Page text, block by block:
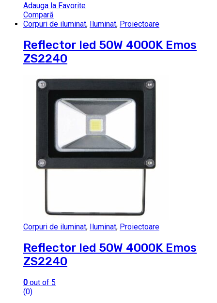
Adauga la Favorite
Compară
Corpuri de iluminat, Iluminat, Proiectoare
Reflector led 50W 4000K Emos
ZS2240
Corpuri de iluminat, Iluminat, Proiectoare
Reflector led 50W 4000K Emos
ZS2240
0 out of 5
(0)